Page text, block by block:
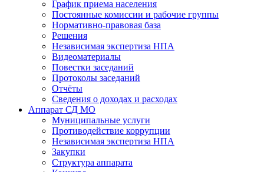
График приема населения
Постоянные комиссии и рабочие группы
Нормативно-правовая база
Решения
Независимая экспертиза НПА
Видеоматериалы
Повестки заседаний
Протоколы заседаний
Отчёты
Сведения о доходах и расходах
Аппарат СД МО
Муниципальные услуги
Противодействие коррупции
Независимая экспертиза НПА
Закупки
Структура аппарата